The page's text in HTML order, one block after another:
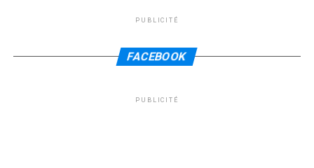
PUBLICITÉ
FACEBOOK
PUBLICITÉ